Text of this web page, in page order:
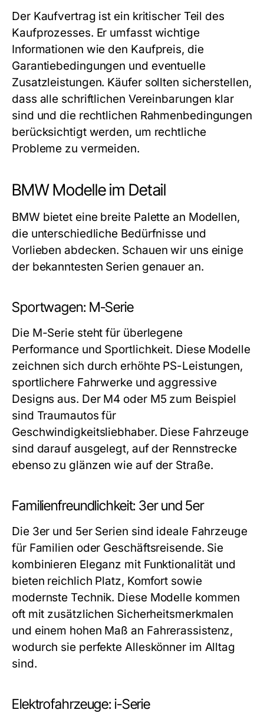
Der Kaufvertrag ist ein kritischer Teil des
Kaufprozesses. Er umfasst wichtige
Informationen wie den Kaufpreis, die
Garantiebedingungen und eventuelle
Zusatzleistungen. Käufer sollten sicherstellen,
dass alle schriftlichen Vereinbarungen klar
sind und die rechtlichen Rahmenbedingungen
berücksichtigt werden, um rechtliche
Probleme zu vermeiden.
BMW Modelle im Detail
BMW bietet eine breite Palette an Modellen,
die unterschiedliche Bedürfnisse und
Vorlieben abdecken. Schauen wir uns einige
der bekanntesten Serien genauer an.
Sportwagen: M-Serie
Die M-Serie steht für überlegene
Performance und Sportlichkeit. Diese Modelle
zeichnen sich durch erhöhte PS-Leistungen,
sportlichere Fahrwerke und aggressive
Designs aus. Der M4 oder M5 zum Beispiel
sind Traumautos für
Geschwindigkeitsliebhaber. Diese Fahrzeuge
sind darauf ausgelegt, auf der Rennstrecke
ebenso zu glänzen wie auf der Straße.
Familienfreundlichkeit: 3er und 5er
Die 3er und 5er Serien sind ideale Fahrzeuge
für Familien oder Geschäftsreisende. Sie
kombinieren Eleganz mit Funktionalität und
bieten reichlich Platz, Komfort sowie
modernste Technik. Diese Modelle kommen
oft mit zusätzlichen Sicherheitsmerkmalen
und einem hohen Maß an Fahrerassistenz,
wodurch sie perfekte Alleskönner im Alltag
sind.
Elektrofahrzeuge: i-Serie